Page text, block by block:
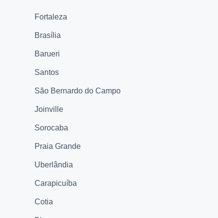
Fortaleza
Brasília
Barueri
Santos
São Bernardo do Campo
Joinville
Sorocaba
Praia Grande
Uberlândia
Carapicuíba
Cotia